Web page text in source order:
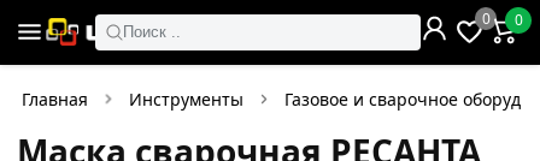
Поиск ..
0 0
Главная Инструменты Газовое и сварочное
Маска сварочная РЕСАНТА